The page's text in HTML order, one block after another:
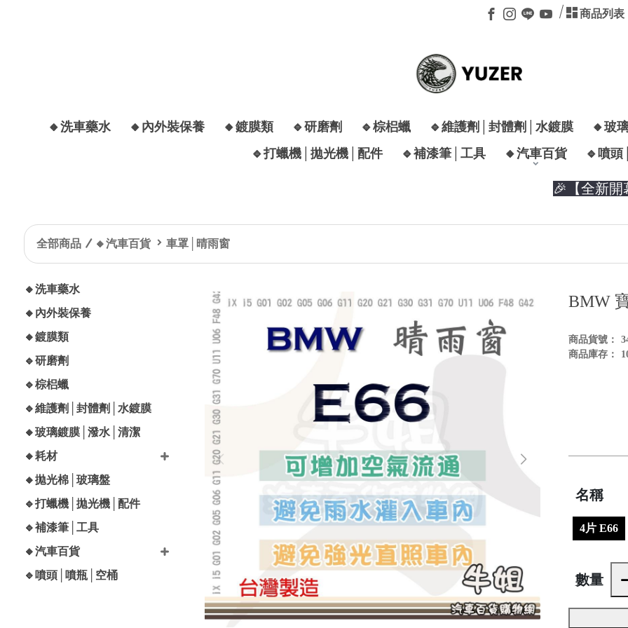
商品列表
🔸洗車藥水 🔸內外裝保養 🔸鍍膜類 🔹研磨劑 🔹棕梠蠟 🔹維護劑│封體劑│水鍍膜
🔸玻
🔹打蠟機│拋光機│配件
🔹補漆筆│工具 🔸汽車百貨 🔹噴
🎉【全新開幕
全部商品 🔸汽車百貨 車罩│晴雨窗
🔸洗車藥水
🔸內外裝保養
🔸鍍膜類
🔹研磨劑
🔹棕梠蠟
🔹維護劑│封體劑│水鍍膜
🔸玻璃鍍膜│潑水│清潔
🔸耗材
🔸拋光棉│玻璃盤
🔹打蠟機│拋光機│配件
🔹補漆筆│工具
🔸汽車百貨
🔹噴頭│噴瓶│空桶
BMW
商品貨號：
商品庫存：
名稱
4片 E66
數量